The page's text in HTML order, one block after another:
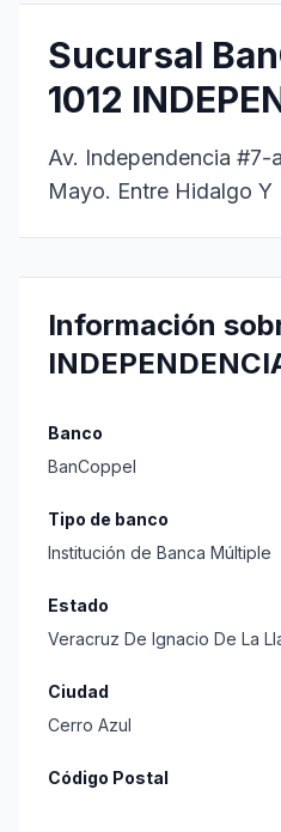
Sucursal
1012
Av. Independencia #7-
Mayo. Entre Hidalgo Y
Información
Banco
BanCoppel
Tipo de banco
Institución de Banca Múltiple
Estado
Veracruz De Ignacio De La
Ciudad
Cerro Azul
Código Postal